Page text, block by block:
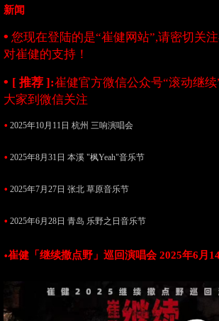
新闻
• 您现在登陆的是“崔健网站”,请密切关
对崔健的支持！
• [ 推荐 ]:崔健官方微信公众号“滚动继
大家到微信关注
• 2025年10月11日 杭州 三响演唱会
• 2025年8月31日 本溪 "枫Yeah"音乐节
• 2025年7月27日 张北 草原音乐节
• 2025年6月28日 青岛 乐野之日音乐节
•崔健「继续撒点野」巡回演唱会 2025年6月